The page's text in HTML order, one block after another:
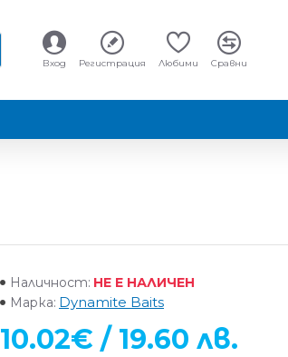
Вход Регистрация Любими Сравни
Наличност: НЕ Е НАЛИЧЕН
Марка: Dynamite Baits
10.02€ / 19.60 лв.